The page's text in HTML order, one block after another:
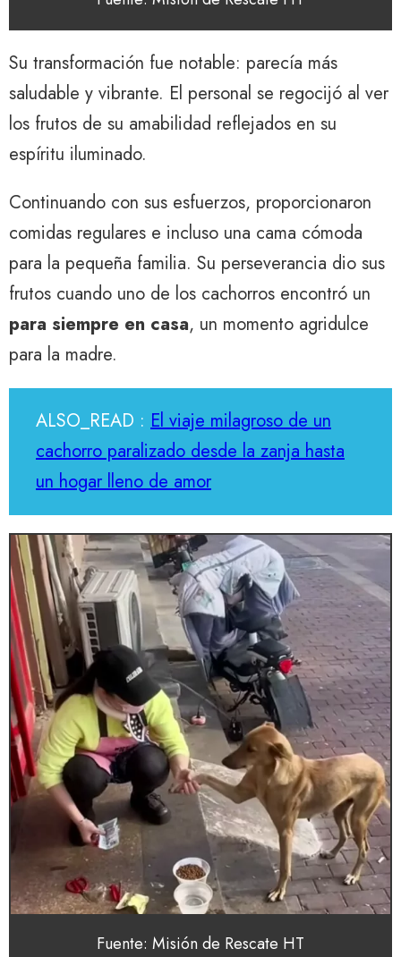
Su transformación fue notable: parecía más
saludable y vibrante. El personal se regocijó al ver
los frutos de su amabilidad reflejados en su
espíritu iluminado.
Continuando con sus esfuerzos, proporcionaron
comidas regulares e incluso una cama cómoda
para la pequeña familia. Su perseverancia dio sus
frutos cuando uno de los cachorros encontró un
para siempre en casa, un momento agridulce
para la madre.
ALSO_READ : El viaje milagroso de un
cachorro paralizado desde la zanja hasta
un hogar lleno de amor
Fuente: Misión de Rescate HT